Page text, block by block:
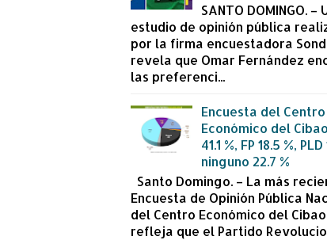
SANTO DOMINGO. –
estudio de opinión pública
por la firma encuestadora
revela que Omar Fernández
las preferenci...
Encuesta del Centro
Económico del
41.1 %, FP 18.5 %, PLD
ninguno 22.7 %
Santo Domingo. – La más
Encuesta de Opinión Pública
del Centro Económico del Cibao
refleja que el Partido